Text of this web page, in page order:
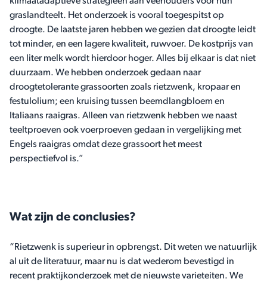
graslandteelt. Het onderzoek is vooral toegespitst op
droogte. De laatste jaren hebben we gezien dat droogte leidt
tot minder, en een lagere kwaliteit, ruwvoer. De kostprijs van
een liter melk wordt hierdoor hoger. Alles bij elkaar is dat niet
duurzaam. We hebben onderzoek gedaan naar
droogtetolerante grassoorten zoals rietzwenk, kropaar en
festulolium; een kruising tussen beemdlangbloem en
Italiaans raaigras. Alleen van rietzwenk hebben we naast
teeltproeven ook voerproeven gedaan in vergelijking met
Engels raaigras omdat deze grassoort het meest
perspectiefvol is.”
Wat zijn de conclusies?
“Rietzwenk is superieur in opbrengst. Dit weten we natuurlijk
al uit de literatuur, maar nu is dat wederom bevestigd in
recent praktijkonderzoek met de nieuwste varieteiten. We